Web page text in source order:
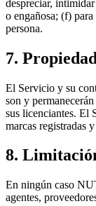
despreciar,
o engañosa; (f)
persona.
7.
El Servicio y su
son y
sus licenciantes. El
marcas registradas
8.
En ningún caso
agentes,